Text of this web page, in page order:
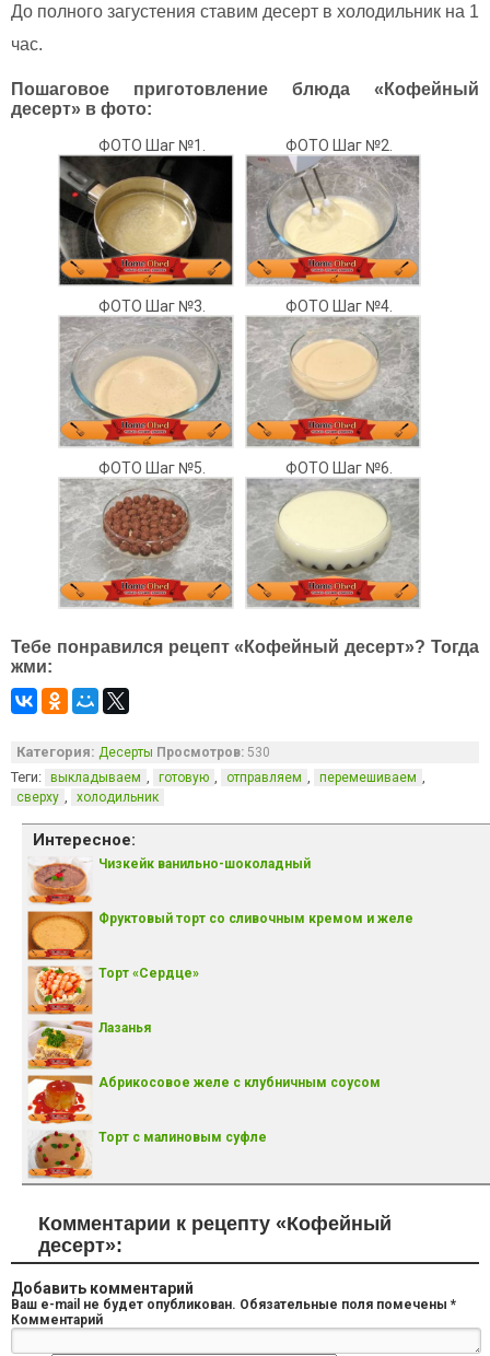
До полного загустения ставим десерт в холодильник на 1
час.
Пошаговое приготовление блюда «Кофейный
десерт» в фото:
ФОТО Шаг №1. ФОТО Шаг №2.
ФОТО Шаг №3. ФОТО Шаг №4.
ФОТО Шаг №5. ФОТО Шаг №6.
Тебе понравился рецепт «Кофейный десерт»? Тогда
жми:
Категория: Десерты Просмотров: 530
Теги: выкладываем готовую отправляем перемешиваем
сверху холодильник
Интересное:
Чизкейк ванильно-шоколадный
Фруктовый торт со сливочным кремом и желе
Торт «Сердце»
Лазанья
Абрикосовое желе с клубничным соусом
Торт с малиновым суфле
Комментарии к рецепту «Кофейный
десерт»:
Добавить комментарий
Ваш e-mail не будет опубликован. Обязательные поля помечены *
Комментарий